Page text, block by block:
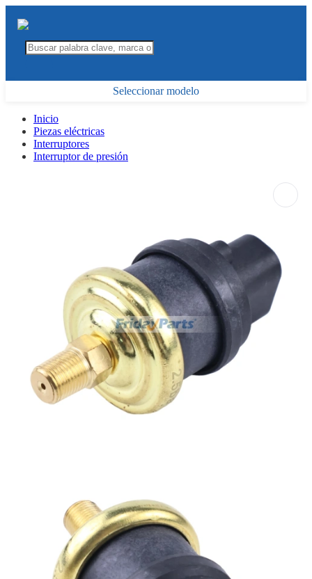
Seleccionar modelo
Inicio
Piezas eléctricas
Interruptores
Interruptor de presión